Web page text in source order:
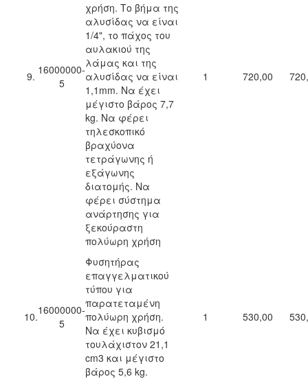
9. 16000000-
5
χρήση. Το βήμα της
αλυσίδας να είναι
1/4", το πάχος του
αυλακιού της
λάμας και της
αλυσίδας να είναι
1,1mm. Να έχει
μέγιστο βάρος 7,7
kg. Να φέρει
τηλεσκοπικό
βραχύονα
τετράγωνης ή
εξάγωνης
διατομής. Να
φέρει σύστημα
ανάρτησης για
ξεκούραστη
πολύωρη χρήση
1 720,00
10.16000000-
5
Φυσητήρας
επαγγελματικού
τύπου για
παρατεταμένη
πολύωρη χρήση.
Να έχει κυβισμό
τουλάχιστον 21,1
cm3 και μέγιστο
βάρος 5,6 kg.
1 530,00